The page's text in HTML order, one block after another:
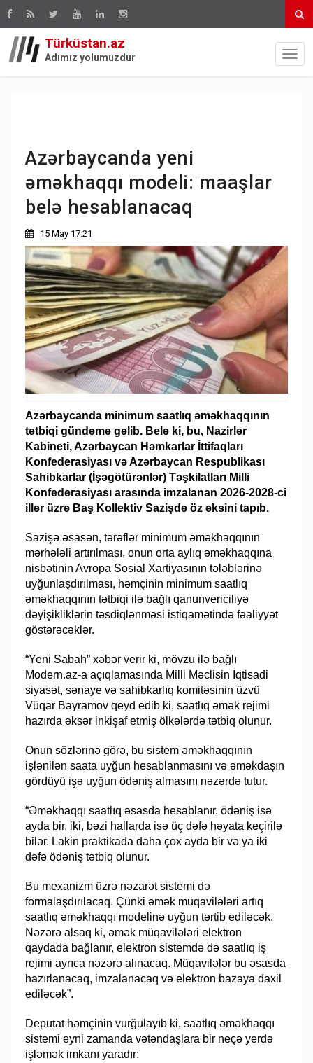
Türküstan.az
Adımız yolumuzdur
Azərbaycanda yeni
əməkhaqqı modeli: maaşlar
belə hesablanacaq
15 May 17:21
Azərbaycanda minimum saatlıq əməkhaqqının
tətbiqi gündəmə gəlib. Belə ki, bu, Nazirlər
Kabineti, Azərbaycan Həmkarlar İttifaqları
Konfederasiyası və Azərbaycan Respublikası
Sahibkarlar (İşəgötürənlər) Təşkilatları Milli
Konfederasiyası arasında imzalanan 2026-2028-ci
illər üzrə Baş Kollektiv Sazişdə öz əksini tapıb.
Sazişə əsasən, tərəflər minimum əməkhaqqının
mərhələli artırılması, onun orta aylıq əməkhaqqına
nisbətinin Avropa Sosial Xartiyasının tələblərinə
uyğunlaşdırılması, həmçinin minimum saatlıq
əməkhaqqının tətbiqi ilə bağlı qanunvericiliyə
dəyişikliklərin təsdiqlənməsi istiqamətində fəaliyyət
göstərəcəklər.
“Yeni Sabah” xəbər verir ki, mövzu ilə bağlı
Modern.az-a açıqlamasında Milli Məclisin İqtisadi
siyasət, sənaye və sahibkarlıq komitəsinin üzvü
Vüqar Bayramov qeyd edib ki, saatlıq əmək rejimi
hazırda əksər inkişaf etmiş ölkələrdə tətbiq olunur.
Onun sözlərinə görə, bu sistem əməkhaqqının
işlənilən saata uyğun hesablanmasını və əməkdaşın
gördüyü işə uyğun ödəniş almasını nəzərdə tutur.
“Əməkhaqqı saatlıq əsasda hesablanır, ödəniş isə
ayda bir, iki, bəzi hallarda isə üç dəfə həyata keçirilə
bilər. Lakin praktikada daha çox ayda bir və ya iki
dəfə ödəniş tətbiq olunur.
Bu mexanizm üzrə nəzarət sistemi də
formalaşdırılacaq. Çünki əmək müqavilələri artıq
saatlıq əməkhaqqı modelinə uyğun tərtib ediləcək.
Nəzərə alsaq ki, əmək müqavilələri elektron
qaydada bağlanır, elektron sistemdə də saatlıq iş
rejimi ayrıca nəzərə alınacaq. Müqavilələr bu əsasda
hazırlanacaq, imzalanacaq və elektron bazaya daxil
ediləcək”.
Deputat həmçinin vurğulayıb ki, saatlıq əməkhaqqı
sistemi eyni zamanda vətəndaşlara bir neçə yerdə
işləmək imkanı yaradır: